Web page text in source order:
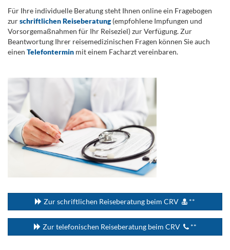
Für Ihre individuelle Beratung steht Ihnen online ein Fragebogen
zurschriftlichen Reiseberatung(empfohlene Impfungen und
Vorsorgemaßnahmen für Ihr Reiseziel) zur Verfügung. Zur
Beantwortung Ihrer reisemedizinischen Fragen können Sie auch
einen Telefontermin mit einem Facharzt vereinbaren.
Zur schriftlichen Reiseberatung beim CRV **
Zur telefonischen Reiseberatung beim CRV **